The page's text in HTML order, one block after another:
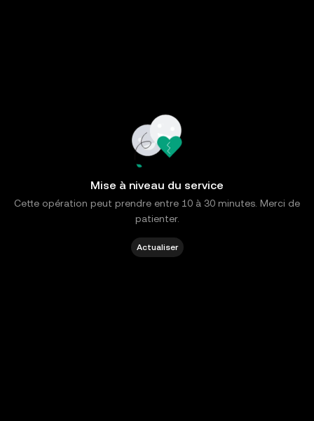
Mise à niveau du service
Cette opération peut prendre entre 10 à 30 minutes. Merci de
patienter.
Actualiser